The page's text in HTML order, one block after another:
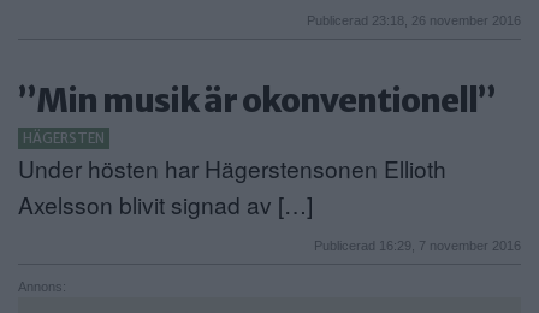
Publicerad 23:18, 26 november 2016
”Min musik är okonventionell”
HÄGERSTEN
Under hösten har Hägerstensonen Ellioth
Axelsson blivit signad av […]
Publicerad 16:29, 7 november 2016
Annons: